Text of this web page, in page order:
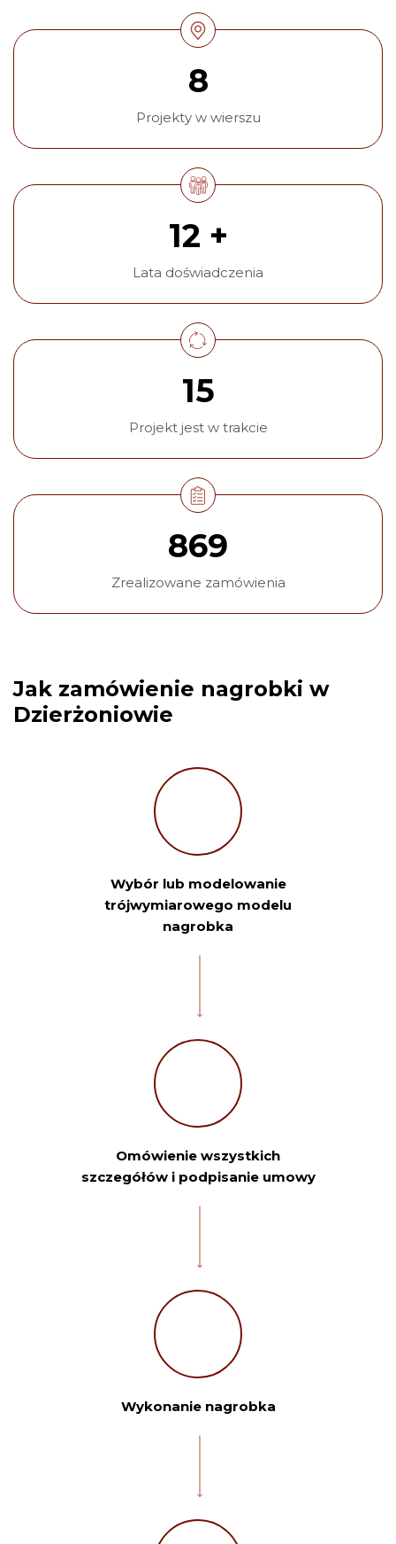
8
Projekty w wierszu
12 +
Lata doświadczenia
15
Projekt jest w trakcie
869
Zrealizowane zamówienia
Jak zamówienie nagrobki w
Dzierżoniowie
Wybór lub modelowanie
trójwymiarowego modelu
nagrobka
Omówienie wszystkich
szczegółów i podpisanie umowy
Wykonanie nagrobka